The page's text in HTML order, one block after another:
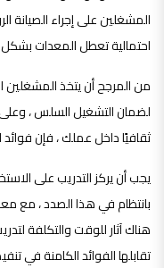
المشغلين على إجراء الصيانة
احتمالية تعطل المعدات
من المرجح أن يتخذ المشغلين
لضمان التشغيل السلس ،
ثقافيًا داخل عملك ، فإن فوائد
يجب أن يركز التدريب على
بانتظام في هذا الصدد ، مع
هناك آثار للوقت والتكلفة
تقابلها الفوائد الكامنة في